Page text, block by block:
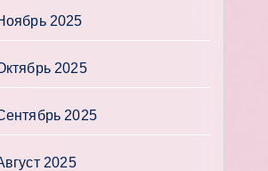
2025
2025
2025
2025